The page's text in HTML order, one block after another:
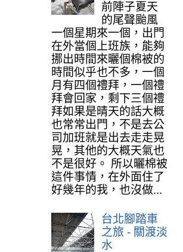
前陣子夏天
的尾聲颱風
一個星期來一個，出門
在外當個上班族，能夠
挪出時間來曬個棉被的
時間似乎也不多，一個
月有四個禮拜，一個禮
拜會回家，剩下三個禮
拜如果是晴天的話大概
也常常出門，不是去公
司加班就是出去走走晃
晃，其他的大概天氣也
不是很好。 所以曬棉被
這件事情，在外面住了
好幾年的我，也沒做...
台北腳踏車
之旅 - 關渡淡
水